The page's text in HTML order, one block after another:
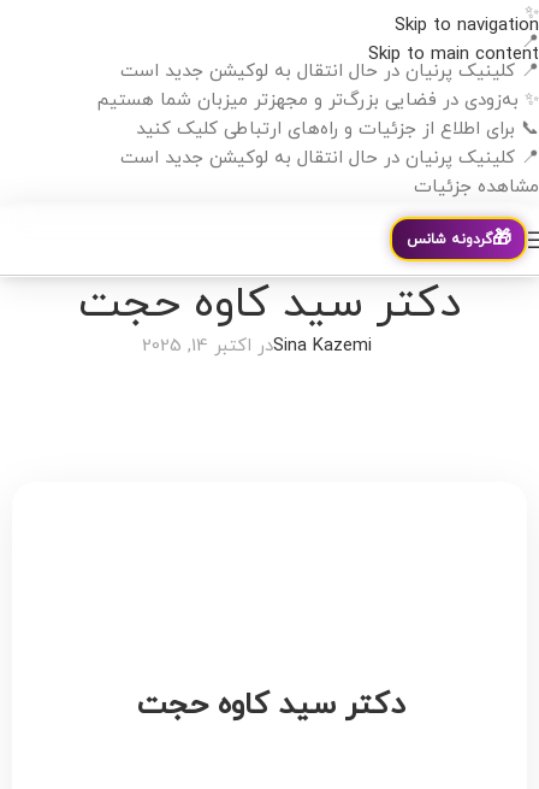
Skip to navigation
Skip to main content
✨
📍
📍 کلینیک پرنیان در حال انتقال به لوکیشن جدید است
✨ به‌زودی در فضایی بزرگ‌تر و مجهزتر میزبان شما هستیم
📞 برای اطلاع از جزئیات و راه‌های ارتباطی کلیک کنید
📍 کلینیک پرنیان در حال انتقال به لوکیشن جدید است
مشاهده جزئیات
🎁گردونه شانس
دکتر سید کاوه حجت
Sina Kazemiدر اکتبر 14, 2025
دکتر سید کاوه حجت